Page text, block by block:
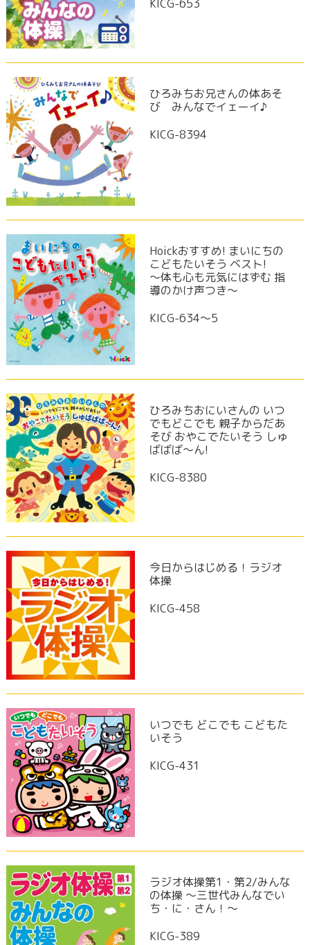
KICG-653
ひろみちお兄さんの体あそ
び みんなでイェーイ♪
KICG-8394
Hoickおすすめ! まいにちの
こどもたいそう ベスト!
～体も心も元気にはずむ 指
導のかけ声つき～
KICG-634～5
ひろみちおにいさんの いつ
でもどこでも 親子からだあ
そび おやこでたいそう しゅ
ばばば～ん!
KICG-8380
今日からはじめる！ラジオ
体操
KICG-458
いつでも どこでも こどもた
いそう
KICG-431
ラジオ体操第1・第2/みんな
の体操 ～三世代みんなでい
ち・に・さん！～
KICG-389